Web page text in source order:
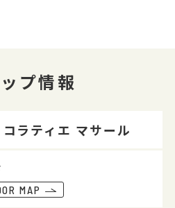
プ情報
ラティエ マサール
MAP